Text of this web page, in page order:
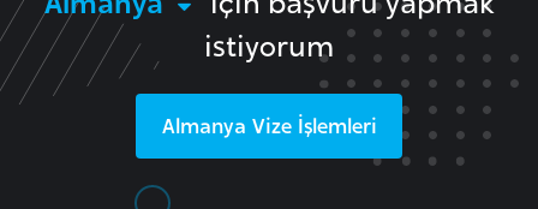
istiyorum
Almanya Vize İşlemleri
i